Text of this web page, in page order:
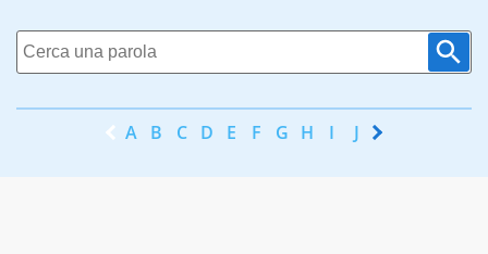
A B C D E F G H I J K